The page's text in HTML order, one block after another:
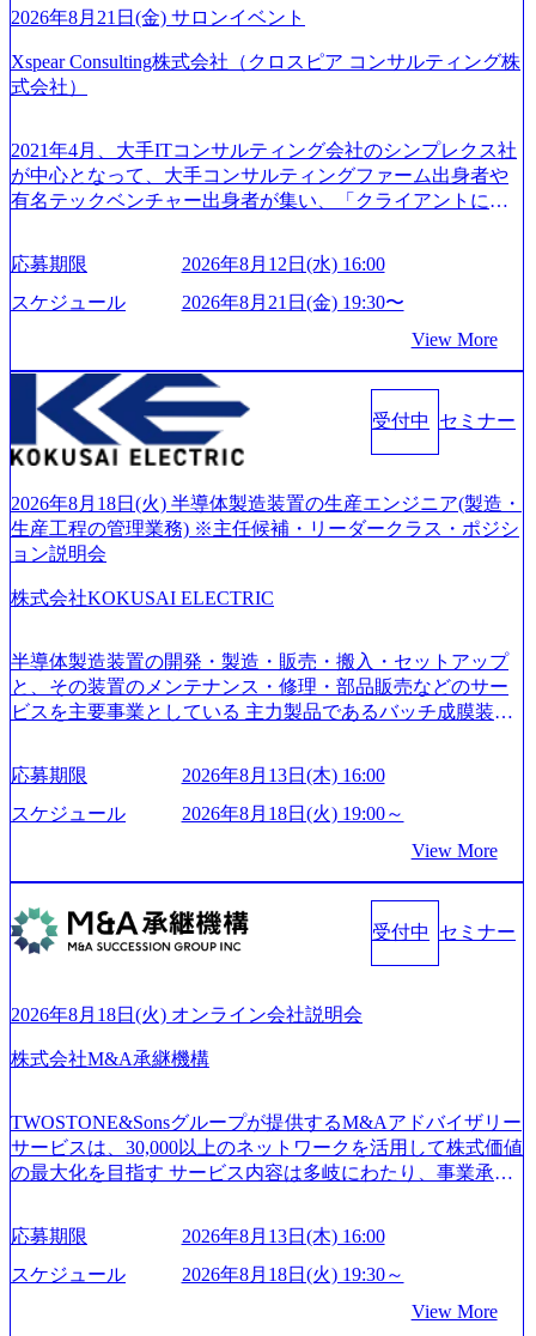
2026年8月21日(金) サロンイベント
Xspear Consulting株式会社（クロスピア コンサルティング株
式会社）
2021年4月、大手ITコンサルティング会社のシンプレクス社
が中心となって、大手コンサルティングファーム出身者や
有名テックベンチャー出身者が集い、「クライアントにと
い」という想いの下で立ち上げた新鋭ファーム テクノロジ
ーがビジネスの成功に大きな影響力を持つDX時代におい
て、20年以上にわたってFintech業界を中心に最先端テクノ
つ、あらゆる業種・業界のクライアントの企業価値の最大
化を支援するために、戦略策定、組織改革、人材育成、業
務改善、実行支援などのコンサルティングサービスを一気
通貫で提供するのが特徴（いわゆる総合コンサルティング
ファーム） 社名の由来は”DXエリアにSpir（槍）を指して
ていく”という位置づけ 一昔前は金融が強い企業として認知
されていたが、現在金融の売上割合は全体の3割。現在はTo
C事業を始め、パブリック、製造業、通信、エンタメ、教
はあるが、社員の興味のある分野やスキルを活用したいな
着けたい方でも幅広に経験を積みたい方でも、キャリア形
成が柔軟に可能な環境である。 https://storage.googleapis.com/
our-vision-production.appspot.com/public/images/20240925204135
_93b1bff3-f71c-4bc9-8bd9-72a8a4826007_1200x554.webp https://
mages/20250502152751_46c65543-87ef-4e86-a85a-8649e1c532f9
_956x512.webp https://storage.googleapis.com/our-vision-producti
on.appspot.com/public/images/20250502152804_ba6aaa1a-9ffc-4f
m/our-vision-production.appspot.com/public/images/202505021528
ンプレクス社は、FinTech領域に強みを持つITコンサルティ
ング会社で、NRI、NTTDATAと同じく世界のFinTech Ranki
ngsTop 100企業にも選出されている。ITコンサルティング、
特長 ビジネスへの深い理解を持つコンサルタントが集うXs
pearと、最先端テクノロジーに深い知見を持つシンプレクス
社またはグループ会社との協力体制を築いている Xspear社
sion-production.appspot.com/public/images/20240925204111_caa9
4e4b-6aae-45a6-a0ce-b98154c816a2_1153x543.webp メンバー情
報 (https://www.xspear.co.jp/member/)一部抜粋 - 伊勢山 昇吾氏:
業界で新規事業戦略、成長戦略、PMI推進、業務改革等の幅
広いプロジェクトに従事 - 鈴木健仁氏：新卒でベイカレン
トに入社し最年少ディレクターを経てXspearに参画 - 梶田
案、人事組織テーマに強みを持ち、メディア・エンタメ業
応募期限
2026年8月12日(水) 16:00
スケジュール
2026年8月21日(金) 19:30〜
View More
受付中 セミナー
2026年8月18日(火) 半導体製造装置の生産エンジニア(製造・
生産工程の管理業務) ※主任候補・リーダークラス・ポジシ
ョン説明会
株式会社KOKUSAI ELECTRIC
半導体製造装置の開発・製造・販売・搬入・セットアップ
と、その装置のメンテナンス・修理・部品販売などのサー
ビスを主要事業としている 主力製品であるバッチ成膜装置
世界トップクラスのシェアを有している 技術と対話を通じ
て未来を創造し、社会課題の解決に貢献することを目指し
ている Mission:私たちの技術/私たちの対話 Vision:夢を未来
話 IoT社会の浸透、AIの加速等により半導体需要は世界中で
急伸長しており、それに伴い半導体製造装置の需要も伸長
中 https://storage.googleapis.com/our-vision-production.appspot.co
m/public/images/20260224131045_0fee4978-bb25-43a7-a367-542
6b95cd599_1200x543.webp https://storage.googleapis.com/our-visi
cb8-329e-4a45-a8f5-73d9728b2cd7_1200x486.webp https://storag
e.googleapis.com/our-vision-production.appspot.com/public/image
s/20260224131100_d8b3379f-6e64-4566-aea4-924f21977d35_120
0x460.webp https://storage.googleapis.com/our-vision-production.a
810e-138e27965ee8_1200x386.webp グローバル人財育成を目
的とした「語学研修」、効果的なプレゼンのポイントを掴
み実践に強くなるための「プレゼン研修」、自社キャリア
アドバイザーによる自身のキャリア構築をめざす「キャリ
スタイム制度を実施しており、月単位の決められた労働時
間の範囲内で、出社・退社の時刻を社員の自己裁量に委
ね、ワークライフバランスを図りながら効率的に働くこと
ができる 【休日】 土日祝休みの完全週休2日制 2025年度の
応募期限
2026年8月13日(木) 16:00
スケジュール
2026年8月18日(火) 19:00～
View More
受付中 セミナー
2026年8月18日(火) オンライン会社説明会
株式会社M&A承継機構
TWOSTONE&Sonsグループが提供するM&Aアドバイザリー
サービスは、30,000以上のネットワークを活用して株式価値
の最大化を目指す サービス内容は多岐にわたり、事業承継
リーなどが含まれており、幅広いニーズに対応 譲渡企業に
対しては完全成功報酬制を採用し、M&A以外の選択肢も尊
重する姿勢を持ち、将来の株価成長を取り込むスキームの
&A業界のリーディングカンパニーであり、領域にこだわら
応募期限
2026年8月13日(木) 16:00
スケジュール
2026年8月18日(火) 19:30～
View More